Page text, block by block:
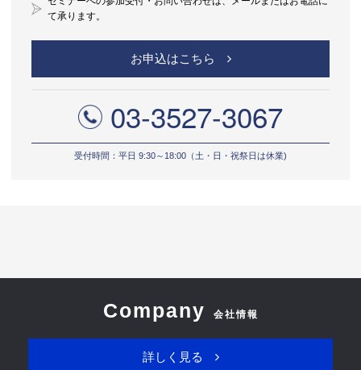
て承ります。
お申込はこちら
03-3527-3067
受付時間：平日 9:30～18:00（土・日・祝祭日は休業)
Company 会社情報
詳しく見る